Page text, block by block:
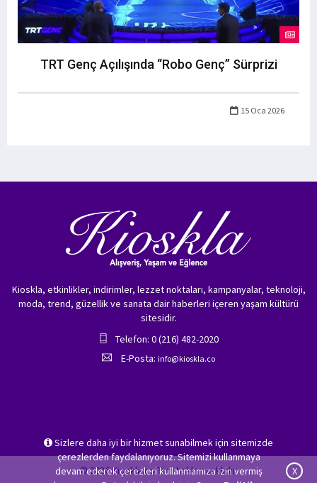
TRT Genç Açılışında “Robo Genç” Sürprizi
15 Oca 2026
Sizlere daha iyi bir hizmet sunabilmek için sitemizde
çerezlerden faydalanıyoruz. Sitemizi kullanmaya
devam ederek çerezleri kullanmamıza izin vermiş
X
Kioskla, etkinlikler, indirimler, lezzet noktaları, kampanyalar, teknoloji,
moda, trend, güzellik ve sanata dair haberleri içeren yaşam kültürü
sitesidir.
Telefon: 0 (216) 482-2020
E-Posta: info@kioskla.co
© 2026 Kioskla.co Tüm hakları saklıdır.